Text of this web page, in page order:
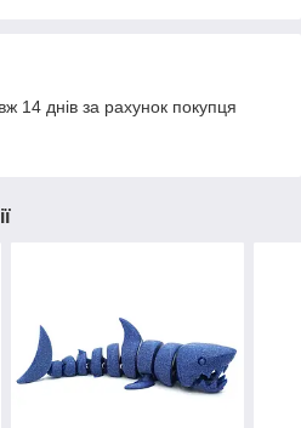
14 днів за рахунок покупця